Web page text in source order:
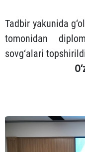
Tadbir yakunida
tomonidan
sovg‘alari